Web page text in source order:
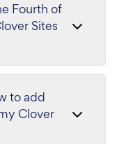
Fourth of
Sites
to add
Clover